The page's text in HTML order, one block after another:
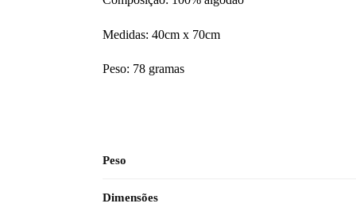
Medidas: 40cm x 70cm
Peso: 78 gramas
Peso
Dimensões